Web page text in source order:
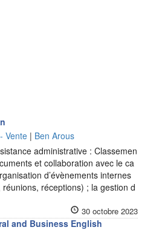
Vente | Ben Arous
administrative : Classemen
et collaboration avec le ca
d’évènements internes
réceptions) ; la gestion d
30 octobre 2023
and Business English